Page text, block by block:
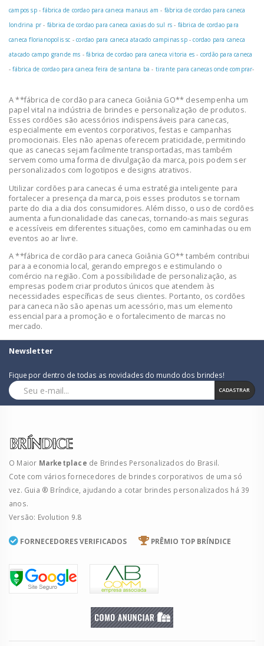
campos sp-fábrica de cordao para caneca manaus am - fábrica de cordao para caneca
londrina pr - fábrica de cordao para caneca caxias do sul rs - fábrica de cordao para
caneca florianopolis sc -cordao para caneca atacado campinas sp-cordao para caneca
atacado campo grande ms -fábrica de cordao para caneca vitoria es - cordão para caneca
-fábrica de cordao para caneca feira de santana ba - tirante para canecas onde comprar-
A **fábrica de cordão para caneca Goiânia GO** desempenha um
papel vital na indústria de brindes e personalização de produtos.
Esses cordões são acessórios indispensáveis para canecas,
especialmente em eventos corporativos, festas e campanhas
promocionais. Eles não apenas oferecem praticidade, permitindo
que as canecas sejam facilmente transportadas, mas também
servem como uma forma de divulgação da marca, pois podem ser
personalizados com logotipos e designs atrativos.
Utilizar cordões para canecas é uma estratégia inteligente para
fortalecer a presença da marca, pois esses produtos se tornam
parte do dia a dia dos consumidores. Além disso, o uso de cordões
aumenta a funcionalidade das canecas, tornando-as mais seguras
e acessíveis em diferentes situações, como em caminhadas ou em
eventos ao ar livre.
A **fábrica de cordão para caneca Goiânia GO** também contribui
para a economia local, gerando empregos e estimulando o
comércio na região. Com a possibilidade de personalização, as
empresas podem criar produtos únicos que atendem às
necessidades específicas de seus clientes. Portanto, os cordões
para caneca não são apenas um acessório, mas um elemento
essencial para a promoção e o fortalecimento de marcas no
mercado.
Newsletter
Fique por dentro de todas as novidades do mundo dos brindes!
CADASTRAR
O Maior Marketplace de Brindes Personalizados do Brasil.
Cote com vários fornecedores de brindes corporativos de uma só
vez. Guia ® Bríndice, ajudando a cotar brindes personalizados há 39
anos.
Versão: Evolution 9.8
FORNECEDORES VERIFICADOS PRÊMIO TOP BRÍNDICE